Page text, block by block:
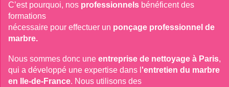
C’est pourquoi, nos professionnels bénéficent des
formations
nécessaire pour effectuer un ponçage professionnel de
marbre.
Nous sommes donc une entreprise de nettoyage à Paris,
qui a développé une expertise dans l 'entretien du marbre
en Ile-de-France. Nous utilisons des